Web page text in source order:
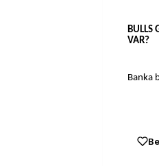
BULLS
VAR?
Banka